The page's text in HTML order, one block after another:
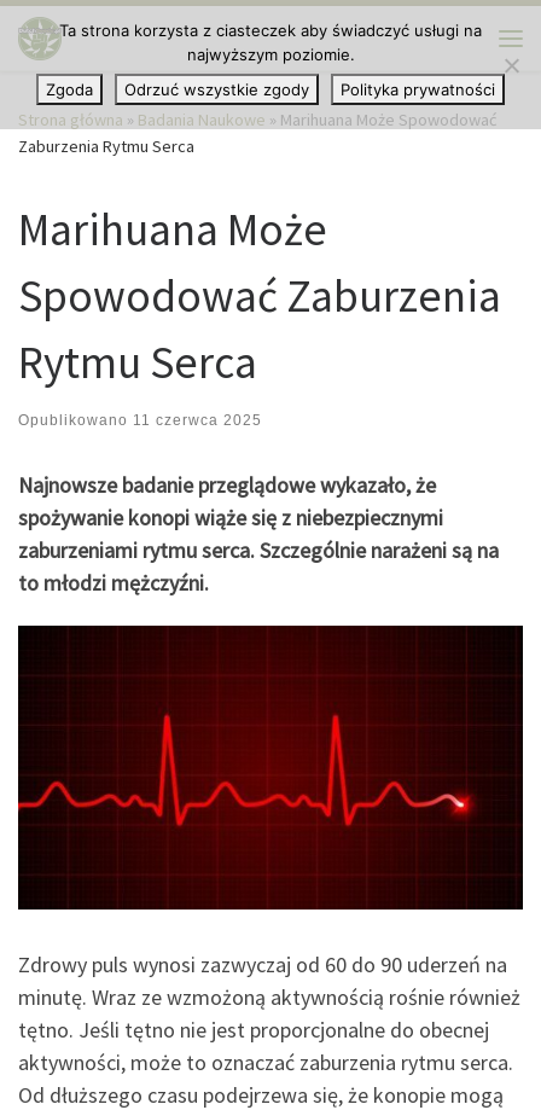
Przejdź do treści
Strona główna » Badania Naukowe » Marihuana Może Spowodować
Zaburzenia Rytmu Serca
Marihuana Może
Spowodować Zaburzenia
Rytmu Serca
Opublikowano 11 czerwca 2025
Najnowsze badanie przeglądowe wykazało, że
spożywanie konopi wiąże się z niebezpiecznymi
zaburzeniami rytmu serca. Szczególnie narażeni są na
to młodzi mężczyźni.
Zdrowy puls wynosi zazwyczaj od 60 do 90 uderzeń na
minutę. Wraz ze wzmożoną aktywnością rośnie również
tętno. Jeśli tętno nie jest proporcjonalne do obecnej
aktywności, może to oznaczać zaburzenia rytmu serca.
Od dłuższego czasu podejrzewa się, że konopie mogą
Ta strona korzysta z ciasteczek aby świadczyć usługi na
najwyższym poziomie.
Zgoda
Odrzuć wszystkie zgody Polityka prywatności